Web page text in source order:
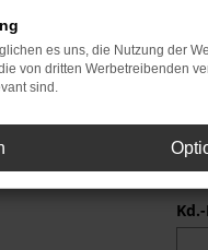
es uns, die Nutzung der
von dritten Werbetreibenden
sind.